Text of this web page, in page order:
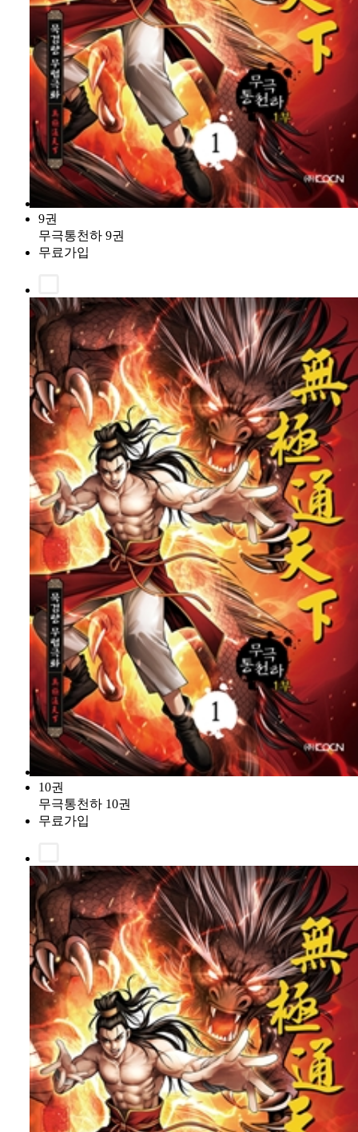
9권
무극통천하 9권
무료가입
10권
무극통천하 10권
무료가입